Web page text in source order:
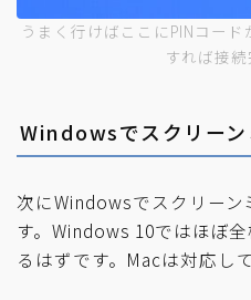
うまく行けばここにPINコー
すれば接
Windowsでスクリーン
次にWindowsでスクリーン
す。Windows 10ではほぼ
るはずです。Macは対応し